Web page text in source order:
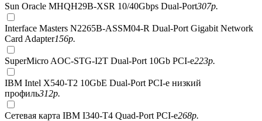
Sun Oracle MHQH29B-XSR 10/40Gbps Dual-Port307р.
Interface Masters N2265B-ASSM04-R Dual-Port Gigabit Network
Card Adapter156р.
SuperMicro AOC-STG-I2T Dual-Port 10Gb PCI-e223р.
IBM Intel X540-T2 10GbE Dual-Port PCI-e низкий
профиль312р.
Сетевая карта IBM I340-T4 Quad-Port PCI-e268р.